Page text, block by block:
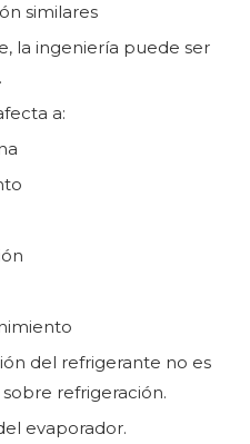
similares
la ingeniería puede ser
a:
del refrigerante no es
refrigeración.
evaporador.